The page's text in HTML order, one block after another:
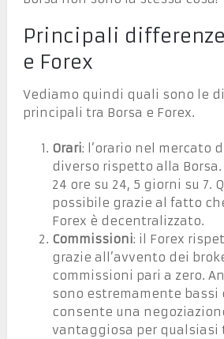
Principali
e Forex
Vediamo quindi quali sono le
principali tra Borsa e Forex.
Orari: l’orario nel mercato
diverso rispetto alla Borsa.
24 ore su 24, 5 giorni su 7.
possibile grazie al fatto
Forex è decentralizzato.
Commissioni: il Forex
grazie all’avvento dei
commissioni pari a zero.
sono estremamente bassi
consente una
vantaggiosa per qualsiasi